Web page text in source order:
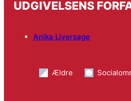
UDGIVELSENS
Anika Liversage
Ældre